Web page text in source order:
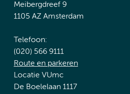
Meibergdreef 9
1105 AZ Amsterdam
Telefoon:
(020) 566 9111
Route en parkeren
Locatie VUmc
De Boelelaan 1117